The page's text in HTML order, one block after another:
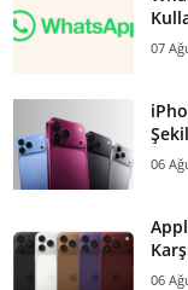
07
06
06